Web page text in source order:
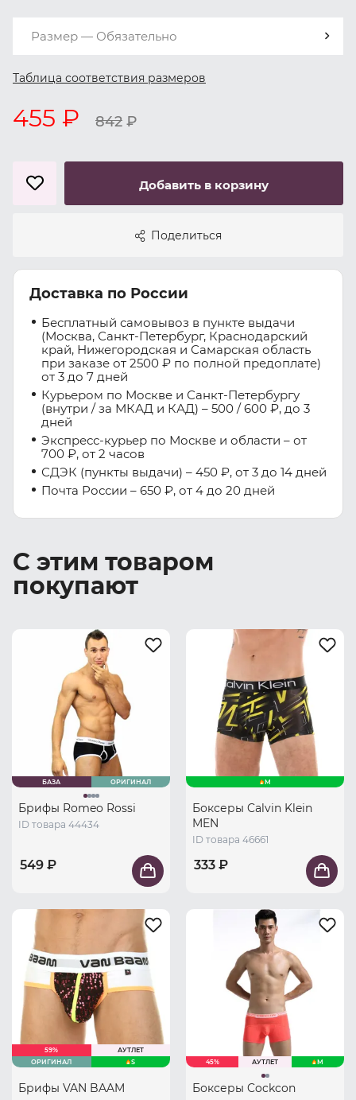
Размер — Обязательно
Таблица соответствия размеров
455 ₽ 842 ₽
Добавить в корзину
Поделиться
Доставка по России
Бесплатный самовывоз в пункте выдачи
(Москва, Санкт-Петербург, Краснодарский
край, Нижегородская и Самарская область
при заказе от 2500 ₽ по полной предоплате)
от 3 до 7 дней
Курьером по Москве и Санкт-Петербургу
(внутри / за МКАД и КАД) – 500 / 600 ₽, до 3
дней
Экспресс-курьер по Москве и области – от
700 ₽, от 2 часов
СДЭК (пункты выдачи) – 450 ₽, от 3 до 14 дней
Почта России – 650 ₽, от 4 до 20 дней
С этим товаром
покупают
БАЗА ОРИГИНАЛ
Брифы Romeo Rossi
ID товара 44434
549 ₽
M
Боксеры Calvin Klein
MEN
ID товара 46661
333 ₽
59%
АУТЛЕТ
ОРИГИНАЛ
S
Брифы VAN BAAM
45% АУТЛЕТ M
Боксеры Cockcon